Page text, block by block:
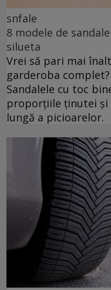
snfale
8 modele de
silueta
Vrei să pari mai
garderoba
Sandalele cu toc
proporțiile ținutei și
lungă a picioarelor.